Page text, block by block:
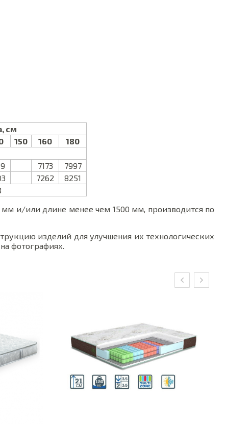
см
150 160
180
7173
7997
7262
8251
мм и/или длине менее чем 1500 мм, производится по
изделий для улучшения их технологических
фотографиях.